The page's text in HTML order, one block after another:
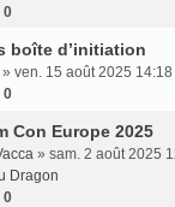
0
boîte d’initiation
» ven. 15 août 2025
0
Con Europe 2025
» sam. 2 août 2025
Dragon
0